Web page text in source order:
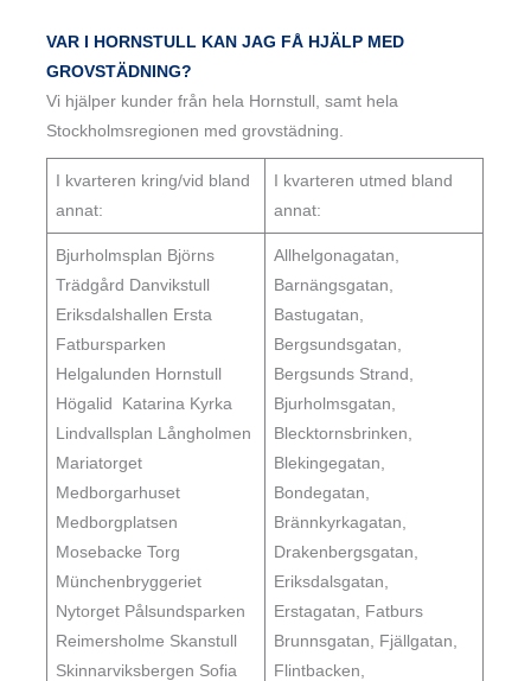
VAR I HORNSTULL KAN JAG FÅ HJÄLP MED
GROVSTÄDNING?
Vi hjälper kunder från hela Hornstull, samt hela
Stockholmsregionen med grovstädning.
I kvarteren kring/vid bland
annat:
I kvarteren utmed bland
annat:
Bjurholmsplan Björns
Trädgård Danvikstull
Eriksdalshallen Ersta
Fatbursparken
Helgalunden Hornstull
Högalid Katarina Kyrka
Lindvallsplan Långholmen‎
Mariatorget
Medborgarhuset
Medborgplatsen
Mosebacke Torg
Münchenbryggeriet
Nytorget Pålsundsparken
Reimersholme Skanstull
Skinnarviksbergen Sofia
Allhelgonagatan,
Barnängsgatan,
Bastugatan,
Bergsundsgatan,
Bergsunds Strand,
Bjurholmsgatan,
Blecktornsbrinken,
Blekingegatan,
Bondegatan,
Brännkyrkagatan,
Drakenbergsgatan,
Eriksdalsgatan,
Erstagatan, Fatburs
Brunnsgatan, Fjällgatan,
Flintbacken,